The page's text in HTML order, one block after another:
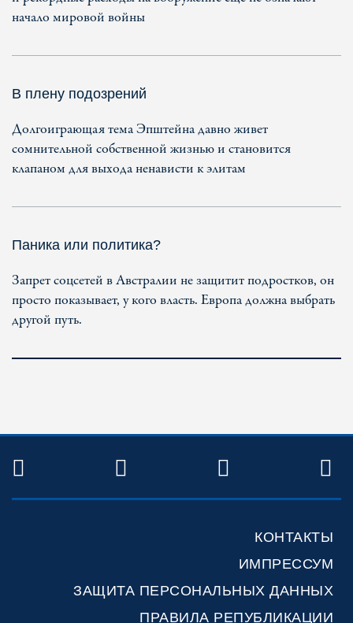
начало мировой войны
В плену подозрений
Долгоиграющая тема Эпштейна давно живет
сомнительной собственной жизнью и становится
клапаном для выхода ненависти к элитам
Паника или политика?
Запрет соцсетей в Австралии не защитит подростков, он
просто показывает, у кого власть. Европа должна выбрать
другой путь.
TWITTER FACEBOOKYOUTUBE
КОНТАКТЫ
ИМПРЕССУМ
ЗАЩИТА ПЕРСОНАЛЬНЫХ ДАННЫХ
ПРАВИЛА РЕПУБЛИКАЦИИ